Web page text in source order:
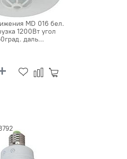
MD 016 бел.
1200Вт угол
даль...